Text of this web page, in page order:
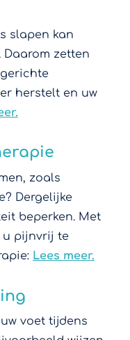
slapen kan
zetten
herstelt en uw
zoals
Dergelijke
beperken. Met
u pijnvrij te
Lees meer.
voet tijdens